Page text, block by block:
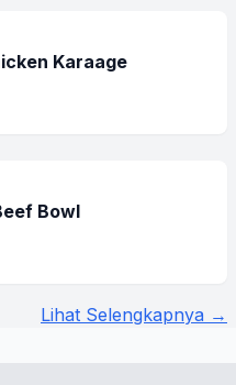
Karaage
Bowl
Lihat Selengkapnya →